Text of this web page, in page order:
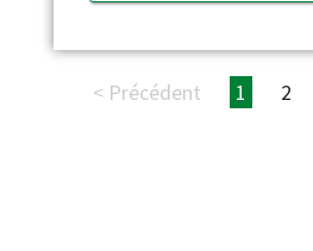
< Précédent 1 2